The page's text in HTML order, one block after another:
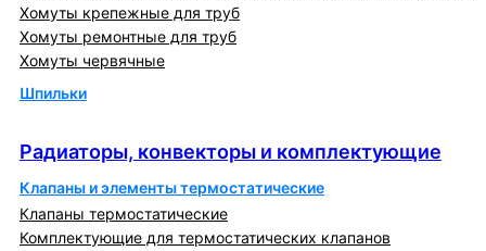
Хомуты крепежные для труб
Хомуты ремонтные для труб
Хомуты червячные
Шпильки
Радиаторы, конвекторы и комплектующие
Клапаны и элементы термостатические
Клапаны термостатические
Комплектующие для термостатических клапанов